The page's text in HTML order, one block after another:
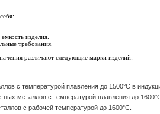
изделия.
требования.
различают следующие марки изделий:
с температурой плавления до 1500°C в
металлов с температурой плавления до
с рабочей температурой до 1600°C.